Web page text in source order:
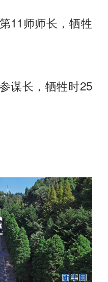
师师长，牺牲
长，牺牲时25